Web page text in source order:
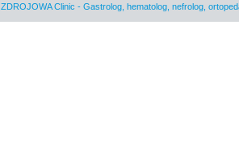
ZDROJOWA Clinic - Gastrolog, hematolog, nefrolog,